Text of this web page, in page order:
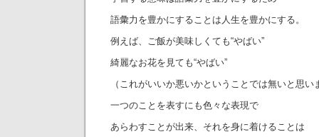
語彙力を豊かにすることは人生を豊かにする。
例えば、ご飯が美味しくても“やばい”
綺麗なお花を見ても“やばい”
（これがいいか悪いかということでは無いと思い
一つのことを表すにも色々な表現で
あらわすことが出来、それを身に着けることは